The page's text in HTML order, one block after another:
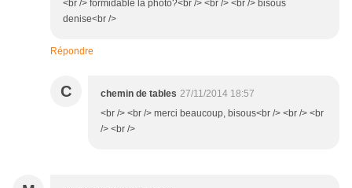
<br /> formidable la photo?<br /> <br /> <br /> bisous
denise<br />
Répondre
C chemin de tables 27/11/2014 18:57
<br /> <br /> merci beaucoup, bisous<br /> <br /> <br
/> <br />